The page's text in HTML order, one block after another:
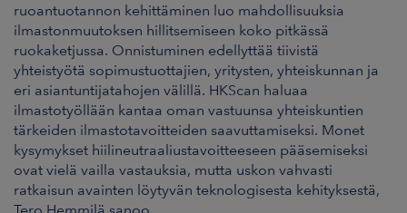
ruoantuotannon kehittäminen luo mahdollisuuksia
ilmastonmuutoksen hillitsemiseen koko pitkässä
ruokaketjussa. Onnistuminen edellyttää tiivistä
yhteistyötä sopimustuottajien, yritysten, yhteiskunnan ja
eri asiantuntijatahojen välillä. HKScan haluaa
ilmastotyöllään kantaa oman vastuunsa yhteiskuntien
tärkeiden ilmastotavoitteiden saavuttamiseksi. Monet
kysymykset hiilineutraaliustavoitteeseen pääsemiseksi
ovat vielä vailla vastauksia, mutta uskon vahvasti
ratkaisun avainten löytyvän teknologisesta kehityksestä,
Tero Hemmilä sanoo.